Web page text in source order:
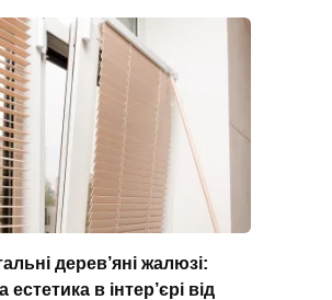
дерев’яні жалюзі:
в інтер’єрі від